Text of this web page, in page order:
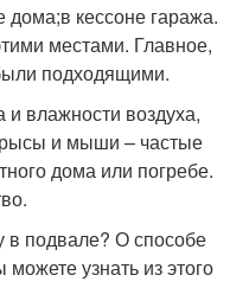
Капусты к зимнему
хранению
длительного хранения
дома;в кессоне гаража.
местами. Главное,
подходящими.
влажности воздуха,
и мыши – частые
дома или погребе.
в подвале? О способе
узнать из этого